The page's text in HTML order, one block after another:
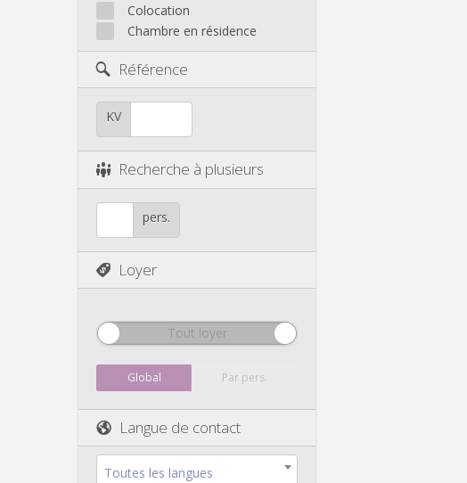
Colocation
Chambre en résidence
Référence
KV
Recherche à plusieurs
pers.
Loyer
Tout loyer
Global Par pers.
Langue de contact
Toutes les langues